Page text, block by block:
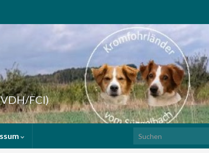
FCI)
Search for: